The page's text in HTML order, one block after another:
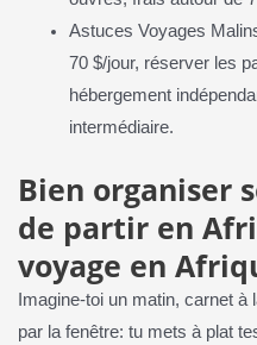
Astuces Voyages
70 $/jour, réserver les
hébergement
intermédiaire.
Bien organiser
de partir en
voyage en
Imagine-toi un matin, carnet
par la fenêtre: tu mets à plat